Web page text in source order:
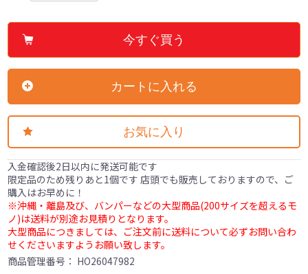
今すぐ買う
カートに入れる
お気に入り
入金確認後2日以内に発送可能です
限定品のため残りあと1個です 店頭でも販売しておりますので、ご
購入はお早めに！
※沖縄・離島及び、バンパーなどの大型商品(200サイズを超えるモ
ノ)は送料が別途お見積りとなります。
大型商品につきましては、ご注文前に送料について必ずお問い合わ
せくださいますようお願い致します。
商品管理番号： HO26047982